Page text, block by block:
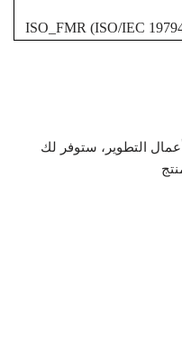
ISO_FMR (ISO/IEC
التطوير، ستوفر لك